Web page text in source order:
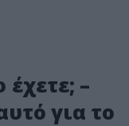
έχετε; –
για το